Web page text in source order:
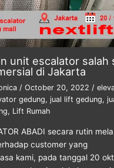
unit escalator salah
di Jakarta
/October 20, 2022 /
gedung, jual lift gedung,
, Lift Rumah
ABADI secara rutin
customer yang
kami, pada tanggal 20